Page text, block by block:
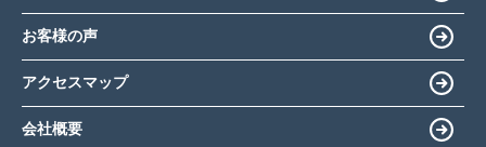
お客様の声
アクセスマップ
会社概要